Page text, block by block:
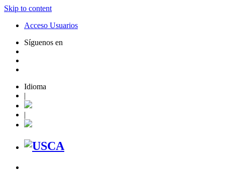
Skip to content
Acceso Usuarios
Síguenos en
Idioma
|
|